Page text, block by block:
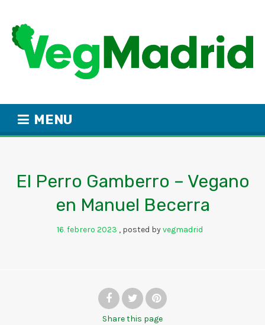
MENU
El Perro Gamberro – Vegano
en Manuel Becerra
16. febrero 2023 posted byvegmadrid
Sharethis page